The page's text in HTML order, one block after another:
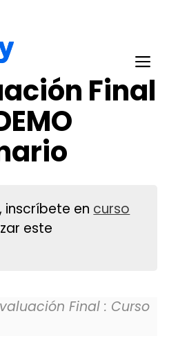
Final
inscríbete en curso
este
Final : Curso